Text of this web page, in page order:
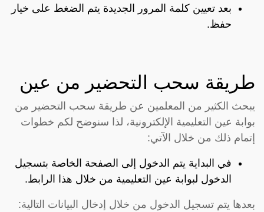
بعد تعيين كلمة المرور الجديدة يتم الضغط على خيار
حفظ.
طريقة سحب التحضير من عين
يبحث الكثير من المعلمين عن طريقة سحب التحضير من
بوابة عين التعليمية الإلكترونية، لذا سنوضح لكم خطوات
إتمام ذلك من خلال الآتي:
في البداية يتم الدخول إلى الصفحة الخاصة بتسجيل
الدخول لبوابة عين التعليمية من خلال هذا الرابط.
بعدها يتم تسجيل الدخول من خلال إدخال البيانات التالية: